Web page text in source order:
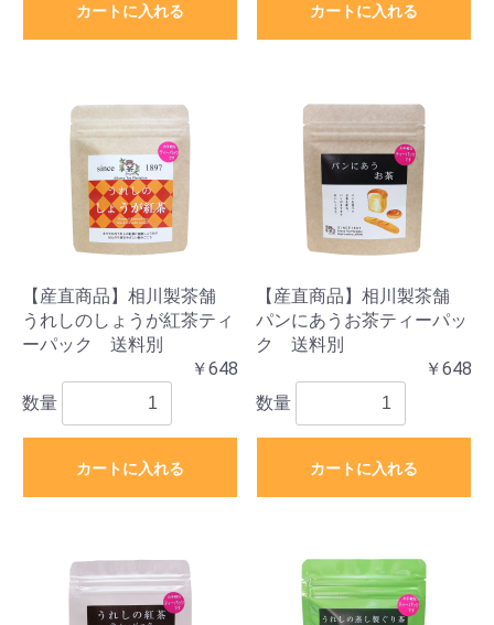
カートに入れる カートに入れる
【産直商品】相川製茶舗
うれしのしょうが紅茶ティ
ーパック 送料別
￥648
数量
カートに入れる
【産直商品】相川製茶舗
パンにあうお茶ティーパッ
ク 送料別
￥648
数量
カートに入れる
お買い物を続ける カートへ進む